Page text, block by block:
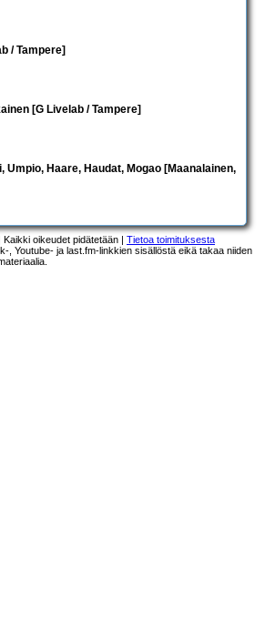
/ Tampere]
[G Livelab / Tampere]
Umpio, Haare, Haudat, Mogao [Maanalainen,
oikeudet pidätetään | Tietoa toimituksesta
, Youtube- ja last.fm-linkkien sisällöstä eikä takaa niiden